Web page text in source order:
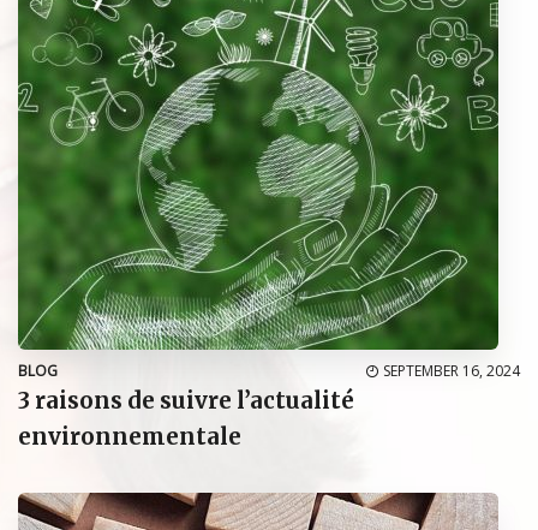
BLOG SEPTEMBER 16, 2024
3 raisons de suivre l’actualité
environnementale